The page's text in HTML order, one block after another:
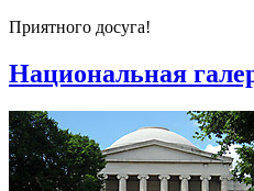
Приятного досуга!
Национальная